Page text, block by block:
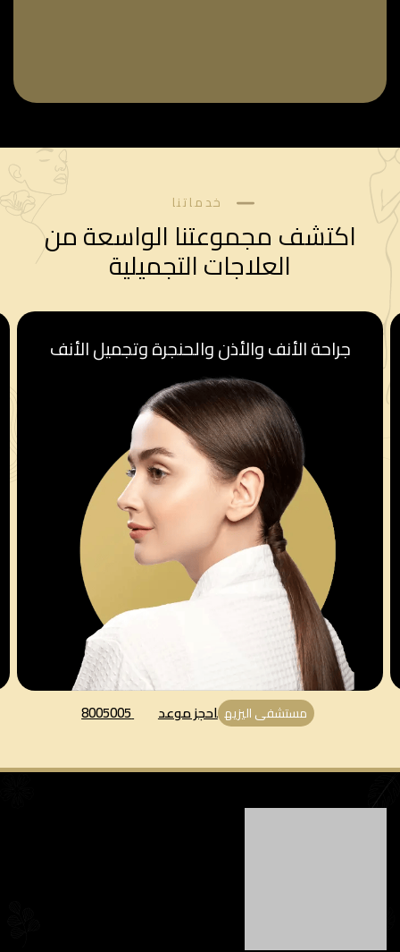
خدماتنا
اكتشف مجموعتنا الواسعة من
العلاجات التجميلية
قسم أمراض النساء والولادة
مستشفى اليزيه احجز موعد 8005005